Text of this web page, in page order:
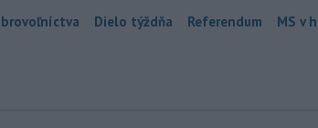
Dielo týždňa Referendum MS v